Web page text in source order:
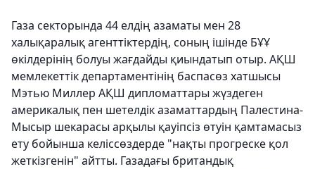
Газа секторында 44 елдің азаматы мен 28
халықаралық агенттіктердің, соның ішінде БҰҰ
өкілдерінің болуы жағдайды қиындатып отыр. АҚШ
мемлекеттік департаментінің баспасөз хатшысы
Мэтью Миллер АҚШ дипломаттары жүздеген
америкалық пен шетелдік азаматтардың Палестина-
Мысыр шекарасы арқылы қауіпсіз өтуін қамтамасыз
ету бойынша келіссөздерде "нақты прогреске қол
жеткізгенін" айтты. Газадағы британдық